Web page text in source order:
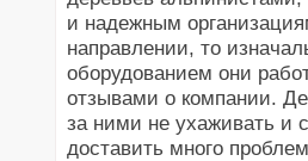
и надежным
направлении, то
оборудованием они
отзывами о компании.
за ними не ухаживать и
доставить много